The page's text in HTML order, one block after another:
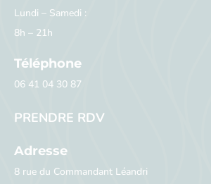
Lundi – Samedi :
8h – 21h
Téléphone
06 41 04 30 87
PRENDRE RDV
Adresse
8 rue du Commandant Léandri